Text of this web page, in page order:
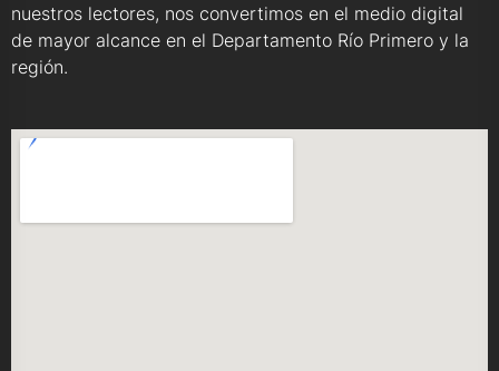
nuestros lectores, nos convertimos en el medio digital
de mayor alcance en el Departamento Río Primero y la
región.